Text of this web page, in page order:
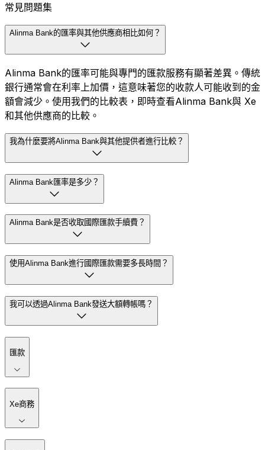
常見問題集
Alinma Bank的匯率與其他供應商相比如何？
Alinma Bank的匯率可能與專門的匯款服務有顯著差異。傳統
銀行通常會在利率上加價，這意味著您的收款人可能收到的金
額會減少。使用我們的比較表，即時查看Alinma Bank與 Xe
和其他供應商的比較。
我為什麼要將Alinma Bank與其他提供者進行比較？
Alinma Bank匯率是多少？
Alinma Bank是否收取國際匯款手續費？
使用Alinma Bank進行國際匯款需要多長時間？
我可以透過Alinma Bank發送大額轉帳嗎？
匯款
Xe商務